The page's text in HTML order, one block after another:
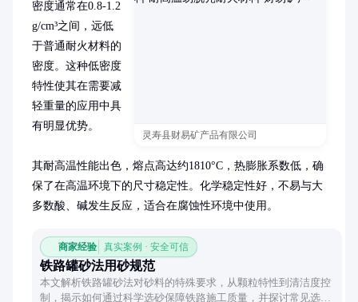
灵寿县财易矿产品有限公司
密度通常在0.8-1.2
g/cm³之间，远低
于普通耐火材料的
密度。这种低密度
特性使其在需要减
轻重量的应用中具
有明显优势。
其耐高温性能出色，熔点高达约1810°C，热膨胀系数低，确
保了在高温环境下的尺寸稳定性。化学稳定性好，不易与大
多数酸、碱发生反应，适合在腐蚀性环境中使用。
商家经验 真实案例 · 安全可信
铁路罐砂法用砂规范
本文解析铁路罐砂法对砂料的特殊要求，从颗粒特性到清洁度控
制，揭示如何通过科学选砂保障铁路施工质量，并探讨常见选材